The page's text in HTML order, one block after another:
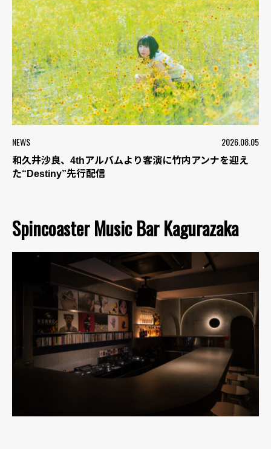
NEWS 2026.08.05
和久井沙良、4thアルバムより客演に竹内アンナを迎え
た“Destiny”先行配信
Spincoaster Music Bar Kagurazaka